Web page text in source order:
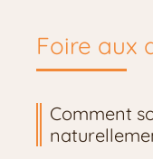
Foire aux
Comment